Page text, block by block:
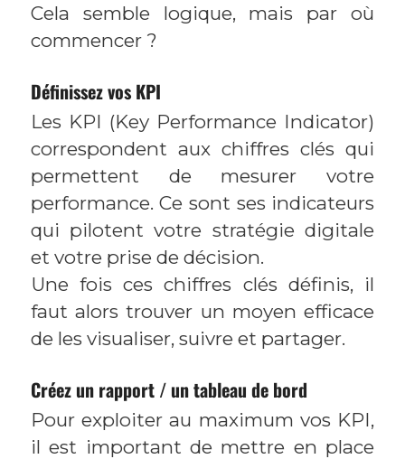
Cela semble logique, mais par où
commencer ?
Définissez vos KPI
Les KPI (Key Performance Indicator)
correspondent aux chiffres clés qui
permettent de mesurer votre
performance. Ce sont ses indicateurs
qui pilotent votre stratégie digitale
et votre prise de décision.
Une fois ces chiffres clés définis, il
faut alors trouver un moyen efficace
de les visualiser, suivre et partager.
Créez un rapport / un tableau de bord
Pour exploiter au maximum vos KPI,
il est important de mettre en place